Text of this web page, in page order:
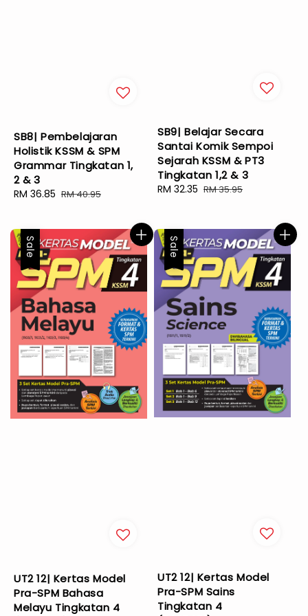
SB8| Pembelajaran
Holistik KSSM & SPM
Grammar Tingkatan 1,
2 & 3
Sale
RM 36.85 Regular
RM 40.95
SB9| Belajar Secara
Santai Komik Sempoi
Sejarah KSSM & PT3
Tingkatan 1,2 & 3
Sale
RM 32.35 Regular
RM 35.95
Sale
UT2 12| Kertas Model
Pra-SPM Bahasa
Melayu Tingkatan 4
Sale
UT2 12| Kertas Model
Pra-SPM Sains
Tingkatan 4